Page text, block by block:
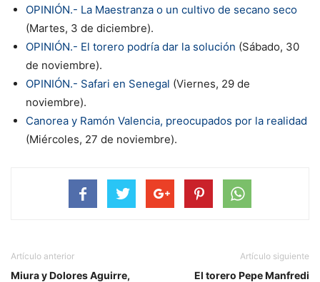
OPINIÓN.- La Maestranza o un cultivo de secano seco
(Martes, 3 de diciembre).
OPINIÓN.- El torero podría dar la solución (Sábado, 30
de noviembre).
OPINIÓN.- Safari en Senegal (Viernes, 29 de
noviembre).
Canorea y Ramón Valencia, preocupados por la realidad
(Miércoles, 27 de noviembre).
Artículo anterior
Miura y Dolores Aguirre,
Artículo siguiente
El torero Pepe Manfredi